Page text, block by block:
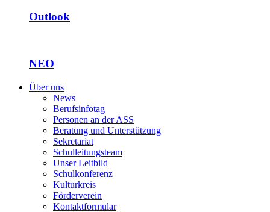
Outlook
NEO
Über uns
News
Berufsinfotag
Personen an der ASS
Beratung und Unterstützung
Sekretariat
Schulleitungsteam
Unser Leitbild
Schulkonferenz
Kulturkreis
Förderverein
Kontaktformular